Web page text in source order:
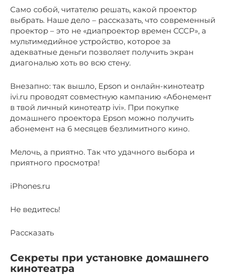
Само собой, читателю решать, какой проектор
выбрать. Наше дело – рассказать, что современный
проектор – это не «диапроектор времен СССР», а
мультимедийное устройство, которое за
адекватные деньги позволяет получить экран
диагональю хоть во всю стену.
Внезапно: так вышло, Epson и онлайн-кинотеатр
ivi.ru проводят совместную кампанию «Абонемент
в твой личный кинотеатр ivi». При покупке
домашнего проектора Epson можно получить
абонемент на 6 месяцев безлимитного кино.
Мелочь, а приятно. Так что удачного выбора и
приятного просмотра!
iPhones.ru
Не ведитесь!
Рассказать
Секреты при установке домашнего
кинотеатра